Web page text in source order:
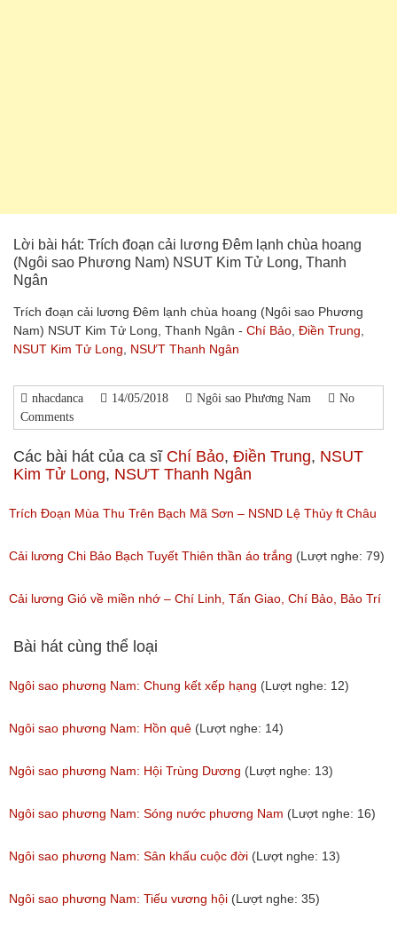
Lời bài hát: Trích đoạn cải lương Đêm lạnh chùa hoang
(Ngôi sao Phương Nam) NSUT Kim Tử Long, Thanh
Ngân
Trích đoạn cải lương Đêm lạnh chùa hoang (Ngôi sao Phương
Nam) NSUT Kim Tử Long, Thanh Ngân - Chí Bảo Điền Trung
NSUT Kim Tử Long
NSƯT Thanh Ngân
nhacdanca 14/05/2018 Ngôi sao Phương Nam
No
Comments
Các bài hát của ca sĩ Chí Bảo, Điền Trung, NSUT
Kim Tử Long, NSƯT Thanh Ngân
Trích Đoạn Mùa Thu Trên Bạch Mã Sơn – NSND Lệ Thủy ft Châu
Thanh, Tô Châu, Chí Bảo
(Lượt nghe: 719)
Cải lương Chi Bảo Bạch Tuyết Thiên thần áo trắng (Lượt nghe: 79)
Cải lương Gió về miền nhớ – Chí Linh, Tấn Giao, Chí Bảo, Bảo Trí
(Lượt nghe: 58)
Bài hát cùng thể loại
Ngôi sao phương Nam: Chung kết xếp hạng (Lượt nghe: 12)
Ngôi sao phương Nam: Hồn quê (Lượt nghe: 14)
Ngôi sao phương Nam: Hội Trùng Dương (Lượt nghe: 13)
Ngôi sao phương Nam: Sóng nước phương Nam (Lượt nghe: 16)
Ngôi sao phương Nam: Sân khấu cuộc đời (Lượt nghe: 13)
Ngôi sao phương Nam: Tiếu vương hội (Lượt nghe: 35)